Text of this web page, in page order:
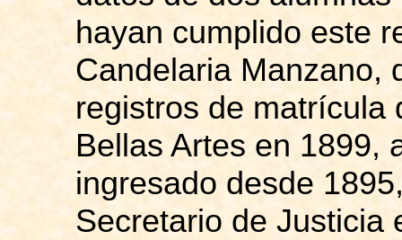
hayan cumplido este
Candelaria Manzano,
registros de matrícula
Bellas Artes en 1899,
ingresado desde
Secretario de Justicia